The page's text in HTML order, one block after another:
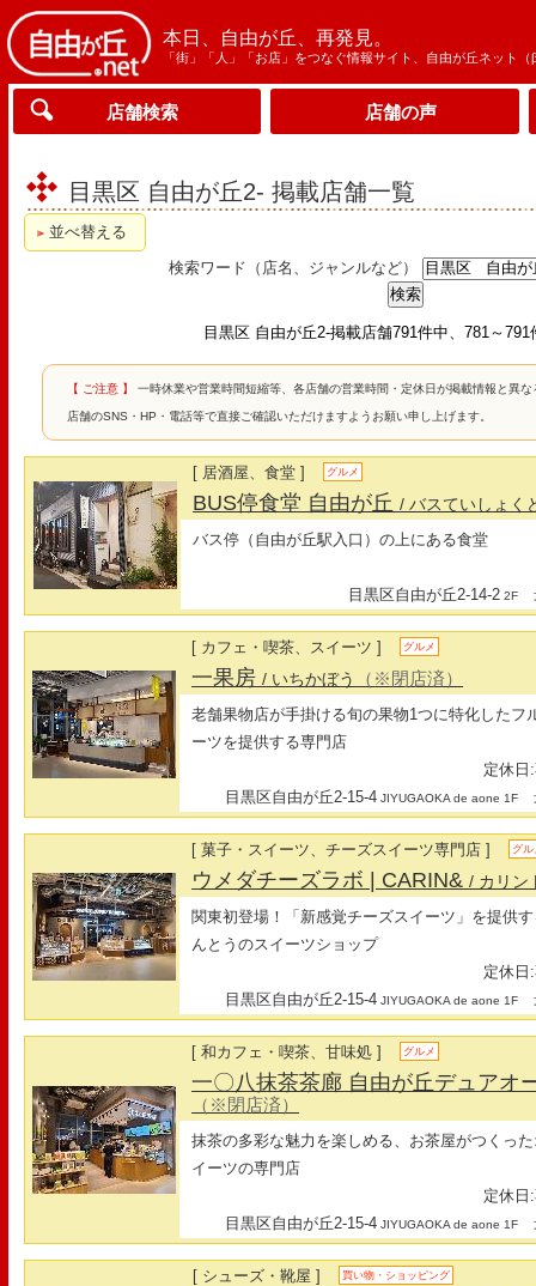
本日、自由が丘、再発見。
「街」「人」「お店」をつなぐ情報サイト、自由が丘ネット（
店舗検索 店舗の声
目黒区 自由が丘2- 掲載店舗一覧
並べ替える
検索ワード（店名、ジャンルなど）
目黒区 自由が丘2-掲載店舗791件中、781～791
【 ご注意 】 一時休業や営業時間短縮等、各店舗の営業時間・定休日が掲載情報と異
店舗のSNS・HP・電話等で直接ご確認いただけますようお願い申し上げます。
[ 居酒屋、食堂 ] グルメ
BUS停食堂 自由が丘/ バスていしょく
バス停（自由が丘駅入口）の上にある食堂
目黒区自由が丘2-14-2 2F
[ カフェ・喫茶、スイーツ ] グルメ
一果房/ いちかぼう （※閉店済）
老舗果物店が手掛ける旬の果物1つに特化したフ
ーツを提供する専門店
定休日:
目黒区自由が丘2-15-4 JIYUGAOKA de aone 1F
[ 菓子・スイーツ、チーズスイーツ専門店 ] グル
ウメダチーズラボ | CARIN&/ カリン
関東初登場！「新感覚チーズスイーツ」を提供
んとうのスイーツショップ
定休日:
目黒区自由が丘2-15-4 JIYUGAOKA de aone 1F
[ 和カフェ・喫茶、甘味処 ] グルメ
一〇八抹茶茶廊 自由が丘デュアオ
（※閉店済）
抹茶の多彩な魅力を楽しめる、お茶屋がつくっ
イーツの専門店
定休日:
目黒区自由が丘2-15-4 JIYUGAOKA de aone 1F
[ シューズ・靴屋 ] 買い物・ショッピング